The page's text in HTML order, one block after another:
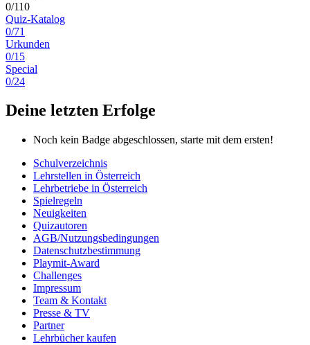
0/110
Quiz-Katalog
0/71
Urkunden
0/15
Special
0/24
Deine letzten Erfolge
Noch kein Badge abgeschlossen, starte mit dem ersten!
Schulverzeichnis
Lehrstellen in Österreich
Lehrbetriebe in Österreich
Spielregeln
Neuigkeiten
Quizautoren
AGB/Nutzungsbedingungen
Datenschutzbestimmung
Playmit-Award
Challenges
Impressum
Team & Kontakt
Presse & TV
Partner
Lehrbücher kaufen